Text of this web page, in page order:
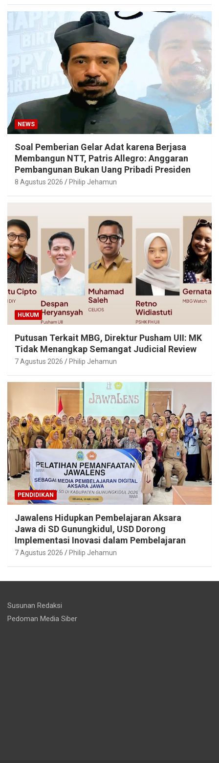
NEWS
Soal Pemberian Gelar Adat karena Berjasa
Membangun NTT, Patris Allegro: Anggaran
Pembangunan Bukan Uang Pribadi Presiden
8 Agustus 2026 Philip Jehamun
HUKUM
Putusan Terkait MBG, Direktur Pusham UII: MK
Tidak Menangkap Semangat Judicial Review
7 Agustus 2026 Philip Jehamun
PENDIDIKAN
Jawalens Hidupkan Pembelajaran Aksara
Jawa di SD Gunungkidul, USD Dorong
Implementasi Inovasi dalam Pembelajaran
7 Agustus 2026 Philip Jehamun
Susunan Redaksi
Pedoman Media Siber